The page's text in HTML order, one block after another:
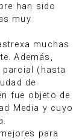
han sido
muy
muchas
Además,
(hasta
de
fue objeto de
Media y cuyo
para